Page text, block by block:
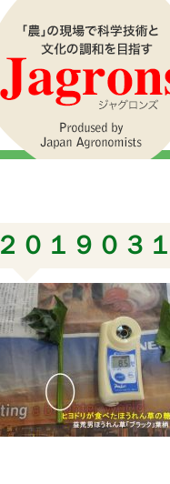
２０１９０３